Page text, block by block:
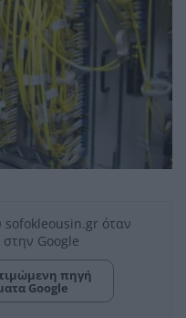
sofokleousin.gr όταν
στην Google
πηγή
Google